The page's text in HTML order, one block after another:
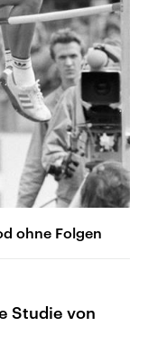
ohne Folgen
Studie von